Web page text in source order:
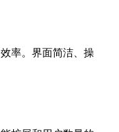
率。界面简洁、操